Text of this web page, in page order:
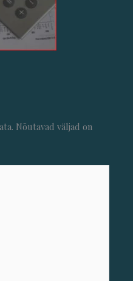
Nõutavad väljad on